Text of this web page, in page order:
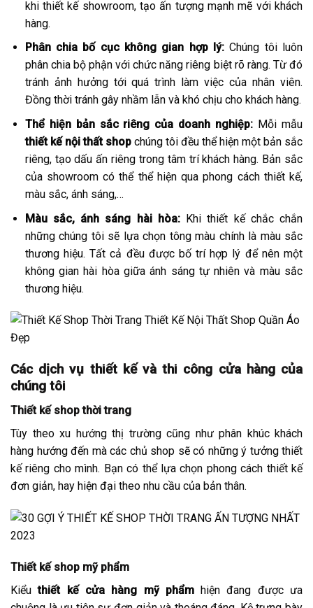
khi thiết kế showroom, tạo ấn tượng mạnh mẽ với khách
hàng.
Phân chia bố cục không gian hợp lý: Chúng tôi luôn
phân chia bộ phận với chức năng riêng biệt rõ ràng. Từ đó
tránh ảnh hưởng tới quá trình làm việc của nhân viên.
Đồng thời tránh gây nhầm lẫn và khó chịu cho khách hàng.
Thể hiện bản sắc riêng của doanh nghiệp: Mỗi mẫu
thiết kế nội thất shopchúng tôi đều thể hiện một bản sắc
riêng, tạo dấu ấn riêng trong tâm trí khách hàng. Bản sắc
của showroom có thể thể hiện qua phong cách thiết kế,
màu sắc, ánh sáng,…
Màu sắc, ánh sáng hài hòa:Khi thiết kế chắc chắn
những chúng tôi sẽ lựa chọn tông màu chính là màu sắc
thương hiệu. Tất cả đều được bố trí hợp lý để nên một
không gian hài hòa giữa ánh sáng tự nhiên và màu sắc
thương hiệu.
Các dịch vụ thiết kế và thi công cửa hàng của
chúng tôi
Thiết kế shop thời trang
Tùy theo xu hướng thị trường cũng như phân khúc khách
hàng hướng đến mà các chủ shop sẽ có những ý tưởng thiết
kế riêng cho mình. Bạn có thể lựa chọn phong cách thiết kế
đơn giản, hay hiện đại theo nhu cầu của bản thân.
Thiết kế shop mỹ phẩm
Kiểu thiết kế cửa hàng mỹ phẩmhiện đang được ưa